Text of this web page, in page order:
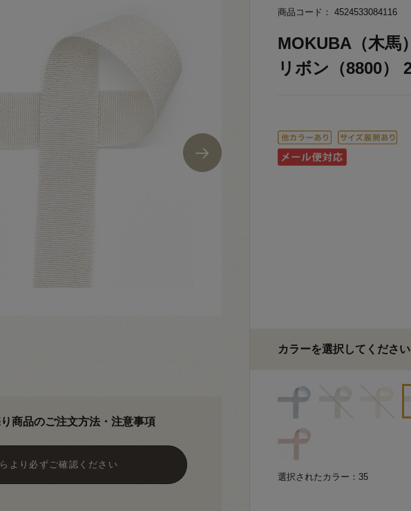
商品のご注文方法・注意事項
より必ずご確認ください
商品コード： 4524533084116
MOKUBA（木馬
リボン（8800）
カラーを選択してください
選択されたカラー：35